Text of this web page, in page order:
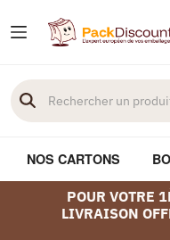
NOS CARTONS
POUR VOTRE
LIVRAISON